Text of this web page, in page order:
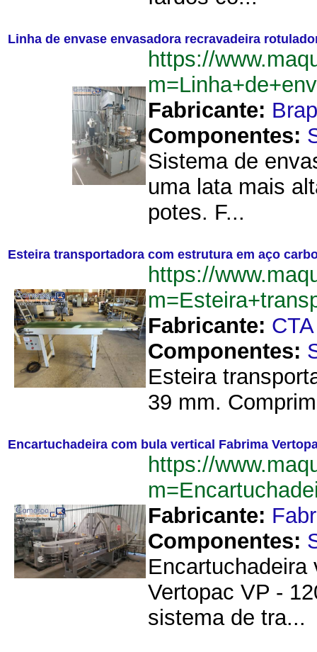
Linha de envase envasadora recravadeira
https://
Fabricante:
Componentes:
Sistema de
uma lata mais
potes. F...
Esteira transportadora com estrutura em aço
https://
Fabricante:
Componentes:
Esteira
39 mm.
Encartuchadeira com bula vertical Fabrima
https://
Fabricante:
Componentes:
Vertopac VP -
sistema de tra...